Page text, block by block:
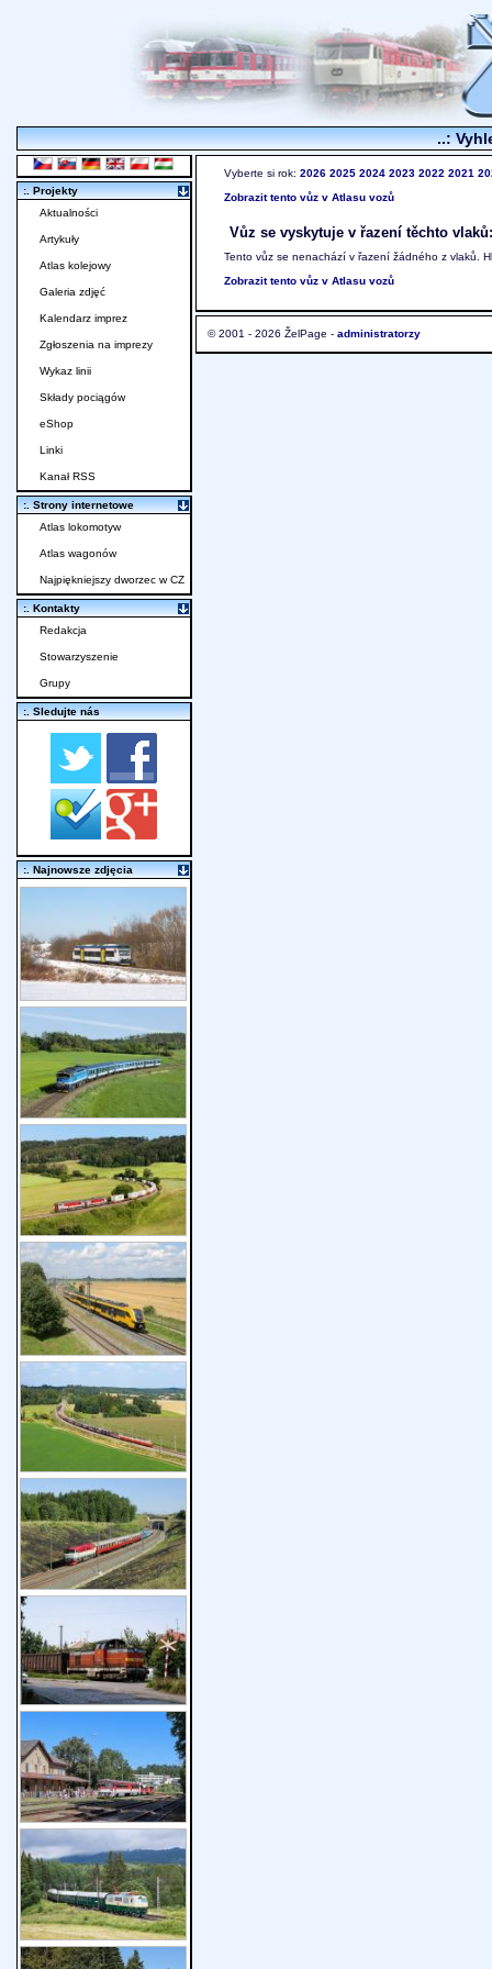
..:
Vyberte si rok: 2026 2025 2024 2023 2022 2021
Zobrazit tento vůz v Atlasu vozů
Vůz se vyskytuje v řazení těchto vlaků:
Tento vůz se nenachází v řazení žádného z vlaků.
Zobrazit tento vůz v Atlasu vozů
© 2001 - 2026 ŽelPage - administratorzy
:. Projekty
Aktualności
Artykuły
Atlas kolejowy
Galeria zdjęć
Kalendarz imprez
Zgłoszenia na imprezy
Wykaz linii
Składy pociągów
eShop
Linki
Kanał RSS
:. Strony internetowe
Atlas lokomotyw
Atlas wagonów
Najpiękniejszy dworzec w CZ
:. Kontakty
Redakcja
Stowarzyszenie
Grupy
:. Sledujte nás
:. Najnowsze zdjęcia